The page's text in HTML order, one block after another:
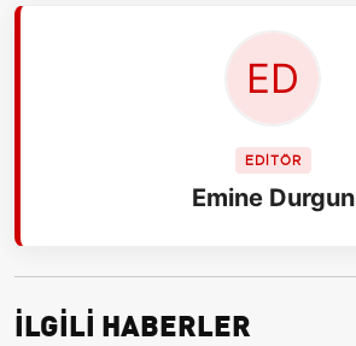
EDİTÖR
Emine Durgun
İLGİLİ HABERLER